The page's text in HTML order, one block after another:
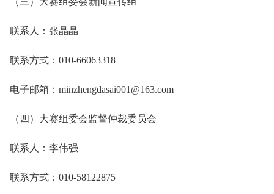
联系人：张晶晶
联系方式：010-66063318
电子邮箱：minzhengdasai001@163.com
（四）大赛组委会监督仲裁委员会
联系人：李伟强
联系方式：010-58122875